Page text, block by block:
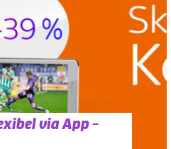
via App –